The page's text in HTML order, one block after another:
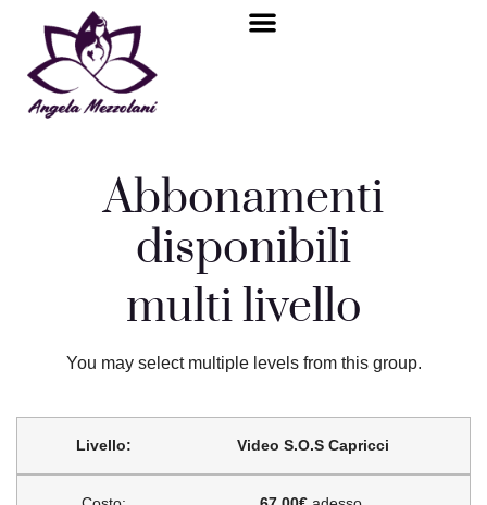
Abbonamenti
disponibili
multi livello
You may select multiple levels from this group.
Video S.O.S Capricci